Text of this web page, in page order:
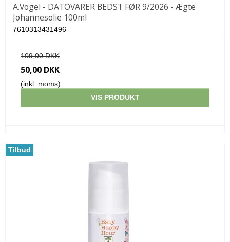
A.Vogel - DATOVARER BEDST FØR 9/2026 - Ægte
Johannesolie 100ml
7610313431496
109,00 DKK
50,00 DKK
(inkl. moms)
VIS PRODUKT
Tilbud